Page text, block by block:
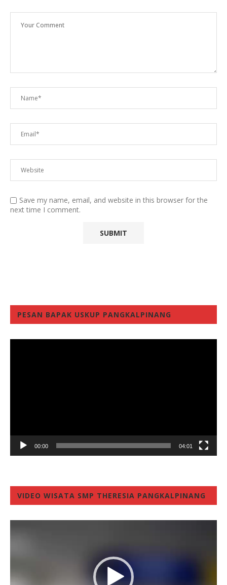
Save my name, email, and website in this browser for the
next time I comment.
PESAN BAPAK USKUP PANGKALPINANG
00:00 04:01
VIDEO WISATA SMP THERESIA PANGKALPINANG